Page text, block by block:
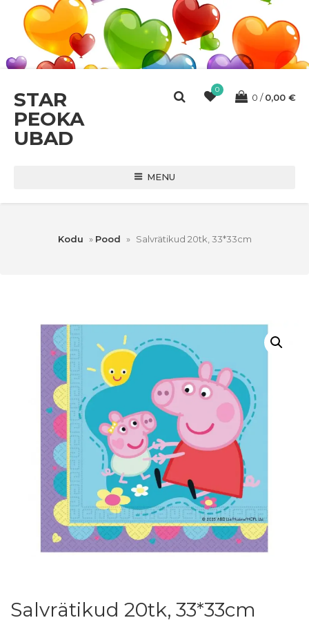
STAR
PEOKA
UBAD
0
0 0,00 €
MENU
Kodu » Pood » Salvrätikud 20tk, 33*33cm
Salvrätikud 20tk, 33*33cm